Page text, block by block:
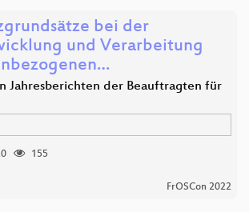
bei der
und Verarbeitung
Jahresberichten der Beauftragten für
155
FrOSCon 2022